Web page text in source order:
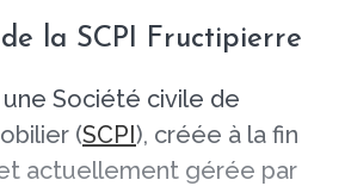
la SCPI Fructipierre
Société civile de
(SCPI), créée à la fin
actuellement gérée par